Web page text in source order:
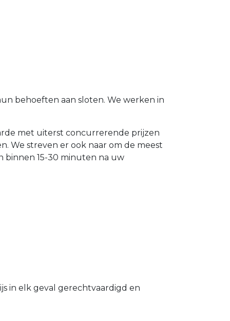
behoeften aan sloten. We werken in
met uiterst concurrerende prijzen
We streven er ook naar om de meest
binnen 15-30 minuten na uw
in elk geval gerechtvaardigd en